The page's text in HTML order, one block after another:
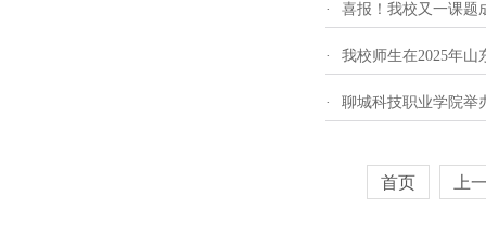
· 喜报！我校又一课题
· 我校师生在2025年山
· 聊城科技职业学院举
首页 上